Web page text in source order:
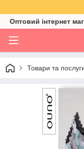
Оптовий інтернет
Товари та